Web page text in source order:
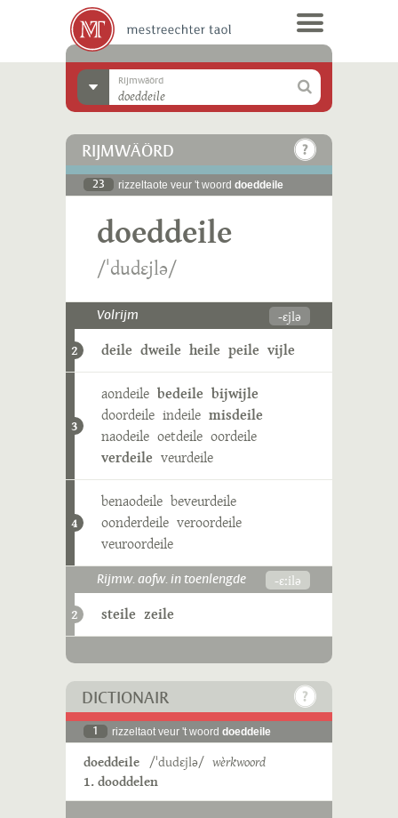
Rijmwäörd
RIJMWÄÖRD
23 rizzeltaote veur 't woord doeddeile
doeddeile
/ˈdudɛjlə/
Volrijm -ɛjlə
2 deile dweile heile peile vijle
3
aondeile bedeile bijwijle
doordeile indeile misdeile
naodeile oetdeile oordeile
verdeile veurdeile
4
benaodeile beveurdeile
oonderdeile veroordeile
veuroordeile
Rijmw. aofw. in toenlengde -ɛːilə
2 steile zeile
DICTIONAIR
1 rizzeltaot veur 't woord doeddeile
doeddeile /ˈdudɛjlə/ wèrkwoord
1. dooddelen